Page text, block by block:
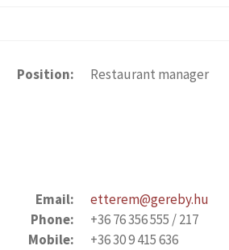
Position: Restaurant manager
Email:
etterem@gereby.hu
Phone:
+36 76 356 555 / 217
Mobile:
+36 30 9 415 636